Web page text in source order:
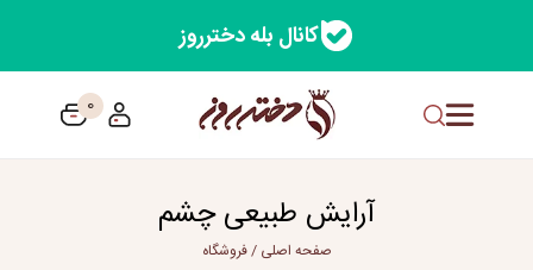
کانال بله دخترروز
0
آرایش طبیعی چشم
صفحه اصلی /فروشگاه